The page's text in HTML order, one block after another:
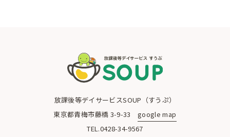
放課後等デイサービスSOUP（すうぷ）
東京都青梅市藤橋 3-9-33google map
TEL.0428-34-9567